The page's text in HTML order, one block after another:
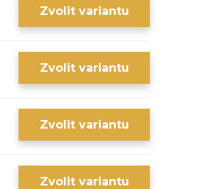
Zvolit variantu
Zvolit variantu
Zvolit variantu
Zvolit variantu